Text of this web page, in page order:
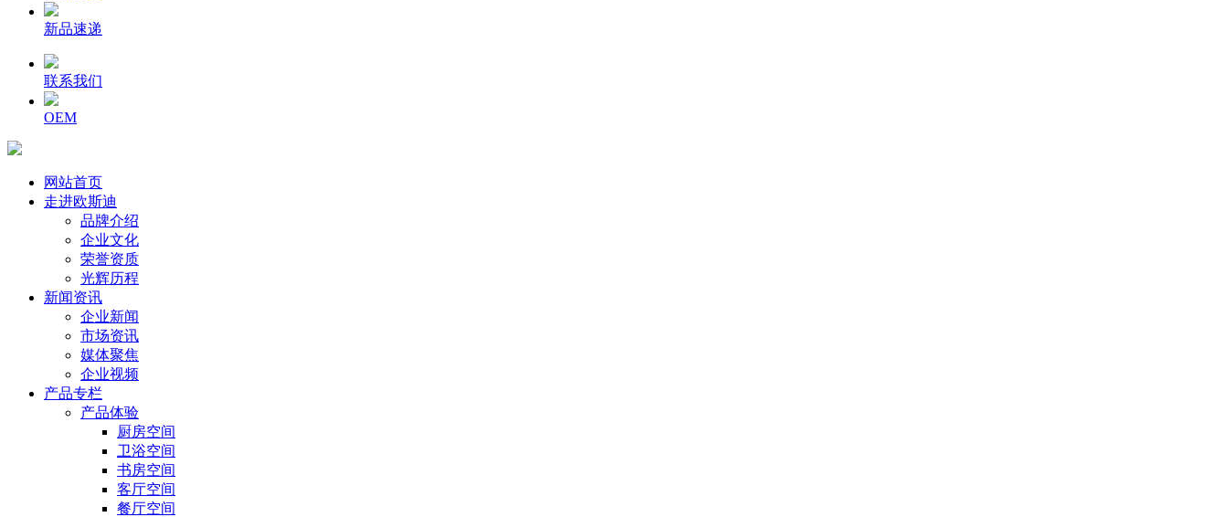
新品速递
联系我们
OEM
网站首页
走进欧斯迪
品牌介绍
企业文化
荣誉资质
光辉历程
新闻资讯
企业新闻
市场资讯
媒体聚焦
企业视频
产品专栏
产品体验
厨房空间
卫浴空间
书房空间
客厅空间
餐厅空间